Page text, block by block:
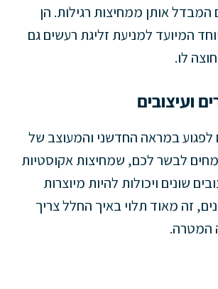
המבדל אותן ממחיצות רגילות. הן
המיועד למניעת זליגת רעשים גם
לו.
ועיצובים
לפגוע במראה החדשני והמעוצב של
לבשר לכם, שמחיצות אקוסטיות
שונים ויכולות להיות מיוצרות
זה מאוד תלוי באיך החלל צריך
המטרה.